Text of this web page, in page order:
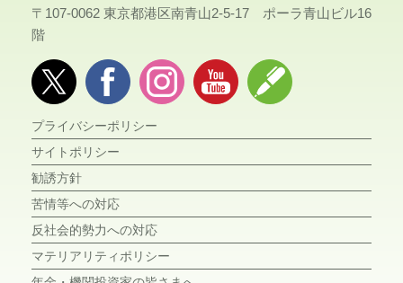
〒107-0062 東京都港区南青山2-5-17 ポーラ青山ビル16
階
プライバシーポリシー
サイトポリシー
勧誘方針
苦情等への対応
反社会的勢力への対応
マテリアリティポリシー